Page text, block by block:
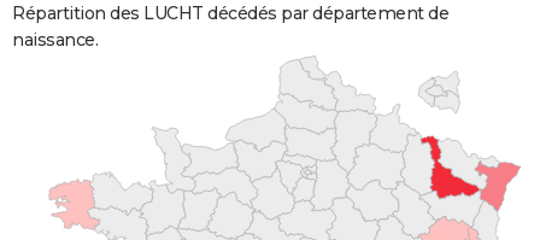
Répartition des LUCHT décédés par département de
naissance.